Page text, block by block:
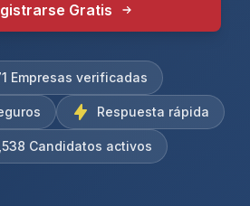
Gratis
Empresas verificadas
Respuesta rápida
Candidatos activos